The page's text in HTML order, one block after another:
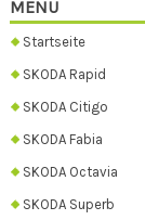
MENU
Startseite
SKODA Rapid
SKODA Citigo
SKODA Fabia
SKODA Octavia
SKODA Superb